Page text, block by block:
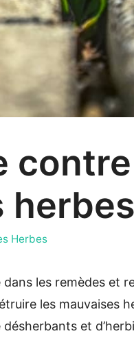
herbes
Herbes
les remèdes et
les mauvaises
et